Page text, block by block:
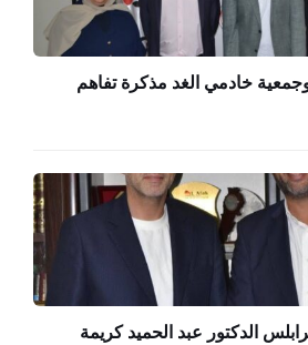
خادمي الغد مذكرة تفاهم
الدكتور عبد الحميد كريمة